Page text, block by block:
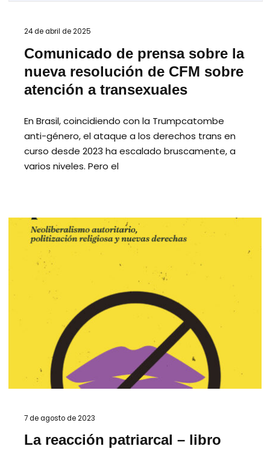
24 de abril de 2025
Comunicado de prensa sobre la
nueva resolución de CFM sobre
atención a transexuales
En Brasil, coincidiendo con la Trumpcatombe
anti-género, el ataque a los derechos trans en
curso desde 2023 ha escalado bruscamente, a
varios niveles. Pero el
7 de agosto de 2023
La reacción patriarcal – libro